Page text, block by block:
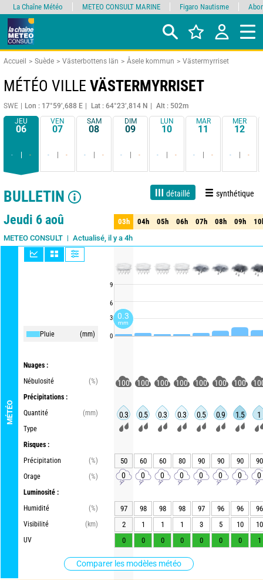
Accueil Suède Västerbottens län Åsele kommun Västermyrriset
MÉTÉO VILLE VÄSTERMYRRISET
SWE Lon : 17°59’,688 E Lat : 64°23’,814 N
Alt : 502m
JEU
06
- -
VEN
07
- -
SAM
08
- -
DIM
09
- -
LUN
10
- -
MAR
11
- -
MER
12
- -
BULLETIN détaillé synthétique
1 jour 3 jours 15 jours Fiabilité 85%
Jeudi 6 aoû
METEO CONSULT Actualisé, il y a 4h
MÉTÉO
Pluie (mm)
Nuages :
Nébulosité
(%)
Précipitations :
Quantité
(mm)
Type
Risques :
Précipitation
(%)
Orage
(%)
Luminosité :
Humidité
(%)
Visibilité
(km)
UV
Comparer les modèles météo
9
6
3
0
03h 04h 05h 06h 07h 08h 09h
03h 04h 05h 06h 07h 08h 09h
100 100 100 100 100 100 100
0.3 0.5 0.3 0.3 0.5 0.9 1.5 1
50 60 60 80 90 90 90 90
0 0 0 0 0 0 0 0
97 98 98 98 97 96 96
96
2
1 1 1 3 5 10
10
0
0 0 0 0 0 0 1
La Chaîne Météo METEO CONSULT MARINE Figaro Nautisme
0.3
mm